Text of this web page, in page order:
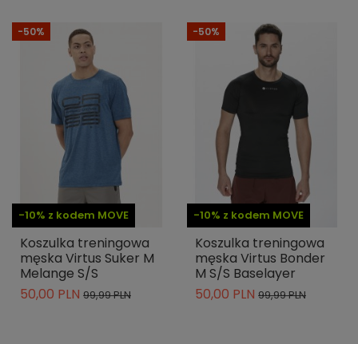
-10% z kodem MOVE
-50%
Koszulka treningowa
męska Virtus Suker M
Melange S/S
50,00 PLN 99,99 PLN
-10% z kodem MOVE
-50%
Koszulka treningowa
męska Virtus Bonder
M S/S Baselayer
50,00 PLN 99,99 PLN